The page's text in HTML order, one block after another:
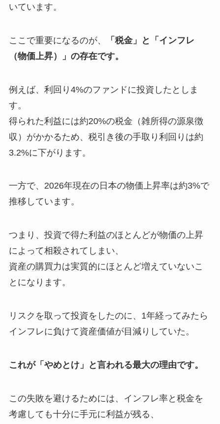
いています。
ここで重要になるのが、
「税金」と「インフレ
（物価上昇）」の存在です。
例えば、利回り4%のファンドに投資したとしま
す。
得られた利益には約20%の税金（雑所得の源泉徴
収）がかかるため、税引き後の手取り利回りは約
3.2%に下がります。
一方で、2026年現在の日本の物価上昇率は約3%で
推移しています。
つまり、投資で得た利益のほとんどが物価の上昇
によって相殺されてしまい、
資産の購買力は実質的にほとんど増えていないこ
とになります。
リスクを取って投資をしたのに、1年経ってみたら
インフレに負けて資産価値が目減りしていた。
これが「やめとけ」と言われる最大の理由です。
この失敗を避けるためには、インフレ率と税金を
考慮しても十分に手元に利益が残る、